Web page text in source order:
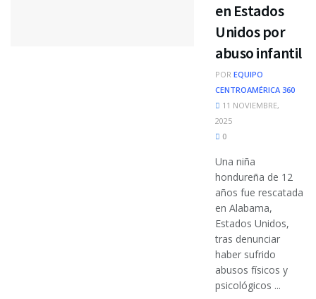
en Estados
Unidos por
abuso infantil
POR EQUIPO
CENTROAMÉRICA 360
11 NOVIEMBRE,
2025
0
Una niña
hondureña de 12
años fue rescatada
en Alabama,
Estados Unidos,
tras denunciar
haber sufrido
abusos físicos y
psicológicos ...